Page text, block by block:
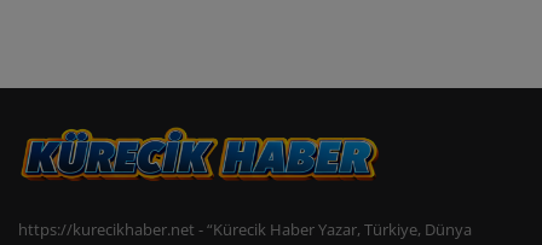
https://kurecikhaber.net - “Kürecik Haber Yazar, Türkiye, Dünya